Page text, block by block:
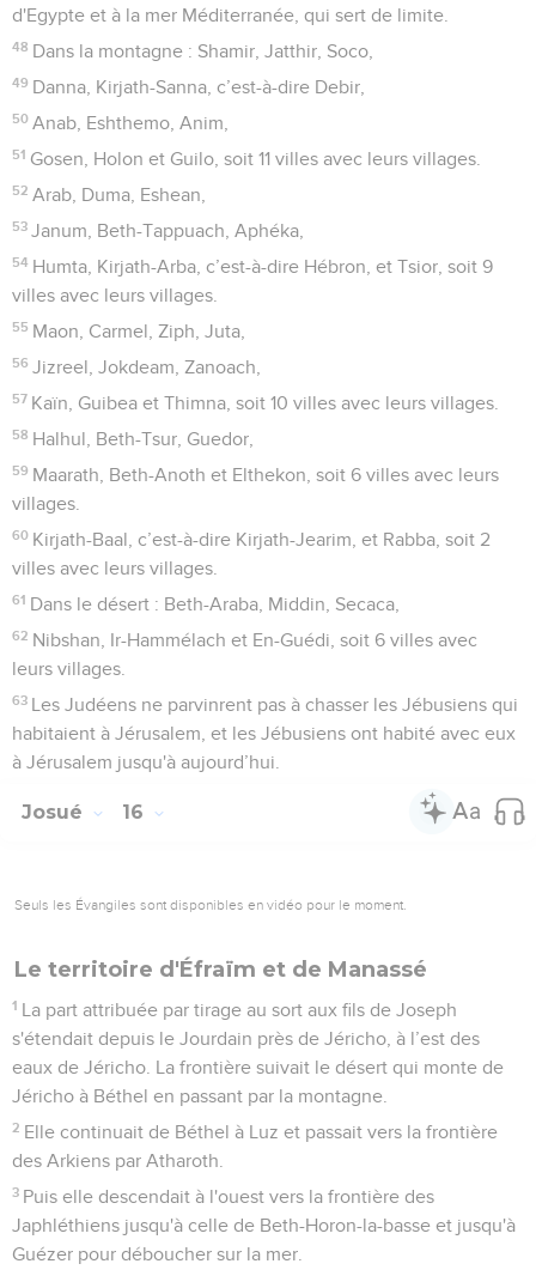
d'Egypte et à la mer Méditerranée, qui sert de limite.
48 Dans la montagne : Shamir, Jatthir, Soco,
49 Danna, Kirjath-Sanna, c’est-à-dire Debir,
50 Anab, Eshthemo, Anim,
51 Gosen, Holon et Guilo, soit 11 villes avec leurs villages.
52 Arab, Duma, Eshean,
53 Janum, Beth-Tappuach, Aphéka,
54 Humta, Kirjath-Arba, c’est-à-dire Hébron, et Tsior, soit 9
villes avec leurs villages.
55 Maon, Carmel, Ziph, Juta,
56 Jizreel, Jokdeam, Zanoach,
57 Kaïn, Guibea et Thimna, soit 10 villes avec leurs villages.
58 Halhul, Beth-Tsur, Guedor,
59 Maarath, Beth-Anoth et Elthekon, soit 6 villes avec leurs
villages.
60 Kirjath-Baal, c’est-à-dire Kirjath-Jearim, et Rabba, soit 2
villes avec leurs villages.
61 Dans le désert : Beth-Araba, Middin, Secaca,
62 Nibshan, Ir-Hammélach et En-Guédi, soit 6 villes avec
leurs villages.
63 Les Judéens ne parvinrent pas à chasser les Jébusiens qui
habitaient à Jérusalem, et les Jébusiens ont habité avec eux
à Jérusalem jusqu'à aujourd’hui.
Josué 16
Seuls les Évangiles sont disponibles en vidéo pour le moment.
Le territoire d'Éfraïm et de Manassé
1 La part attribuée par tirage au sort aux fils de Joseph
s'étendait depuis le Jourdain près de Jéricho, à l’est des
eaux de Jéricho. La frontière suivait le désert qui monte de
Jéricho à Béthel en passant par la montagne.
2 Elle continuait de Béthel à Luz et passait vers la frontière
des Arkiens par Atharoth.
3 Puis elle descendait à l'ouest vers la frontière des
Japhléthiens jusqu'à celle de Beth-Horon-la-basse et jusqu'à
Guézer pour déboucher sur la mer.